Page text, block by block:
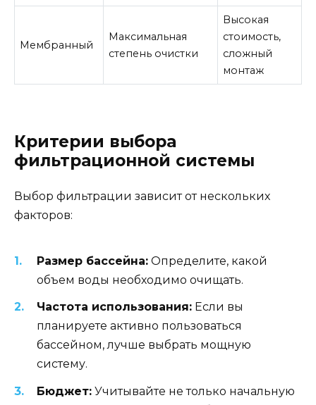
Мембранный
Максимальная
степень очистки
Высокая
стоимость,
сложный
монтаж
Критерии выбора
фильтрационной системы
Выбор фильтрации зависит от нескольких
факторов:
Размер бассейна: Определите, какой
объем воды необходимо очищать.
Частота использования: Если вы
планируете активно пользоваться
бассейном, лучше выбрать мощную
систему.
Бюджет: Учитывайте не только начальную